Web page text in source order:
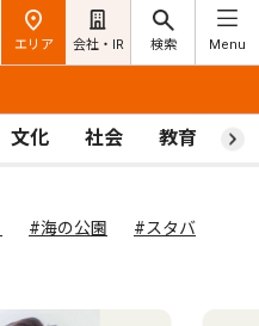
エリア 会社・IR 検索 Menu
文化 社会 教育 ス
#海の公園 #スタバ